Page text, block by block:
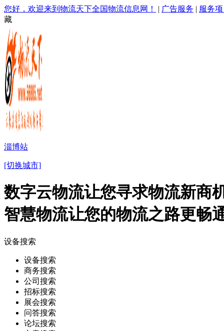
您好，欢迎来到物流天下全国物流信息网！ | 广告服务 | 服务
藏
淄博站
[切换城市]
数字云物流让您寻求物流新商
智慧物流让您的物流之路更畅
设备搜索
设备搜索
商务搜索
公司搜索
招标搜索
展会搜索
问答搜索
论坛搜索